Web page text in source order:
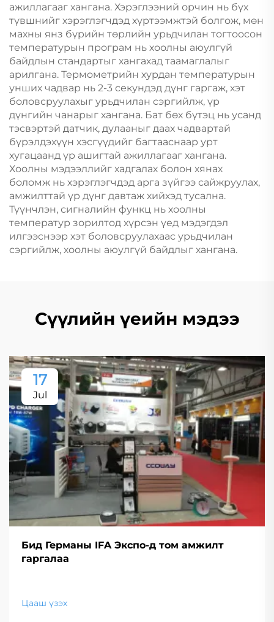
ажиллагааг хангана. Хэрэглээний орчин нь бүх
түвшнийг хэрэглэгчдэд хүртээмжтэй болгож, мөн
махны янз бүрийн төрлийн урьдчилан тогтоосон
температурын програм нь хоолны аюулгүй
байдлын стандартыг хангахад таамаглалыг
арилгана. Термометрийн хурдан температурын
унших чадвар нь 2-3 секундэд дүнг гаргаж, хэт
боловсруулахыг урьдчилан сэргийлж, үр
дүнгийн чанарыг хангана. Бат бөх бүтэц нь усанд
тэсвэртэй датчик, дулааныг даах чадвартай
бүрэлдэхүүн хэсгүүдийг багтааснаар урт
хугацаанд үр ашигтай ажиллагааг хангана.
Хоолны мэдээллийг хадгалах болон хянах
боломж нь хэрэглэгчдэд арга зүйгээ сайжруулах,
амжилттай үр дүнг давтаж хийхэд тусална.
Түүнчлэн, сигналийн функц нь хоолны
температур зорилтод хүрсэн үед мэдэгдэл
илгээснээр хэт боловсруулахаас урьдчилан
сэргийлж, хоолны аюулгүй байдлыг хангана.
Сүүлийн үеийн мэдээ
17
Jul
Бид Германы IFA Экспо-д том амжилт
гаргалаа
Цааш үзэх